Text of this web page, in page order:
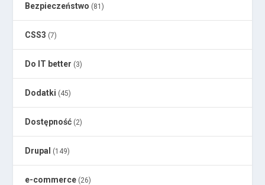
Bezpieczeństwo (81)
CSS3 (7)
Do IT better (3)
Dodatki (45)
Dostępność (2)
Drupal (149)
e-commerce (26)